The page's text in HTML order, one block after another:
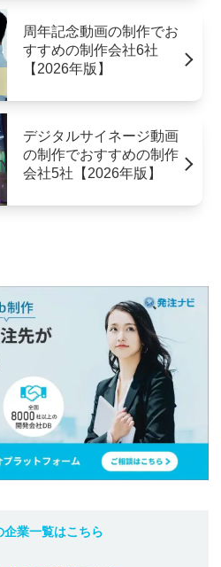
周年記念動画の制作でお
すすめの制作会社6社
【2026年版】
デジタルサイネージ動画
の制作でおすすめの制作
会社5社【2026年版】
企業一覧はこちら